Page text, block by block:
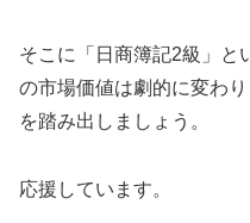
そこに「日商簿記2級」と
の市場価値は劇的に変わ
を踏み出しましょう。
応援しています。